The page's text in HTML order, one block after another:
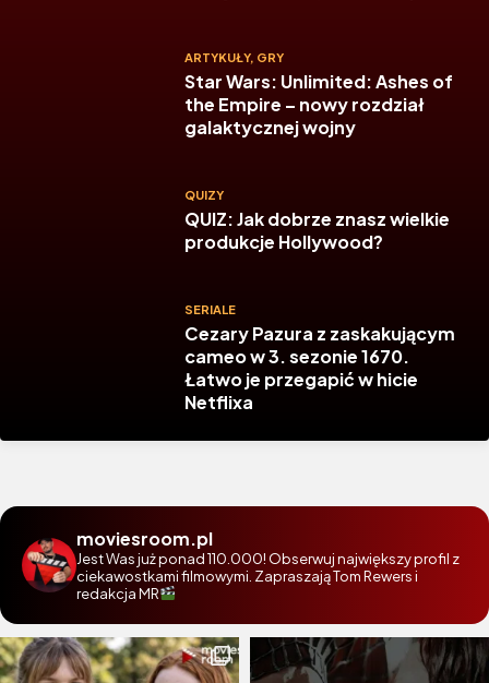
ARTYKUŁY, GRY
Star Wars: Unlimited: Ashes of
the Empire – nowy rozdział
galaktycznej wojny
QUIZY
QUIZ: Jak dobrze znasz wielkie
produkcje Hollywood?
SERIALE
Cezary Pazura z zaskakującym
cameo w 3. sezonie 1670.
Łatwo je przegapić w hicie
Netflixa
moviesroom.pl
Jest Was już ponad 110.000! Obserwuj największy profil z
ciekawostkami filmowymi. Zapraszają Tom Rewers i
redakcja MR